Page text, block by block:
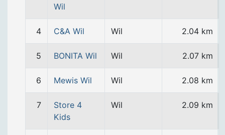
Wil
4 C&A Wil Wil 2.04 km
5 BONITA Wil Wil 2.07 km
6 Mewis Wil Wil 2.08 km
7
Store 4
Kids
Wil 2.09 km